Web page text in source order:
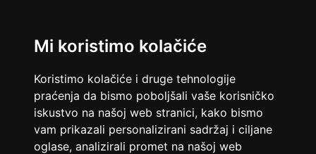
Mi koristimo kolačiće
Koristimo kolačiće i druge tehnologije
praćenja da bismo poboljšali vaše korisničko
iskustvo na našoj web stranici, kako bismo
vam prikazali personalizirani sadržaj i ciljane
oglase, analizirali promet na našoj web